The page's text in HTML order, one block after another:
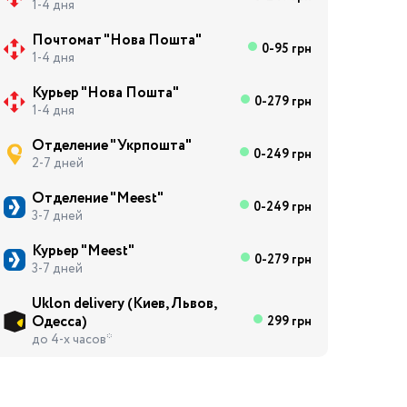
1-4 дня
Почтомат "Нова Пошта"
1-4 дня 0-95 грн
Курьер "Нова Пошта"
1-4 дня 0-279 грн
Отделение "Укрпошта"
2-7 дней 0-249 грн
Отделение "Meest"
3-7 дней 0-249 грн
Курьер "Meest"
3-7 дней 0-279 грн
Uklon delivery (Киев, Львов,
Одесса)
до 4-х часов*
299 грн